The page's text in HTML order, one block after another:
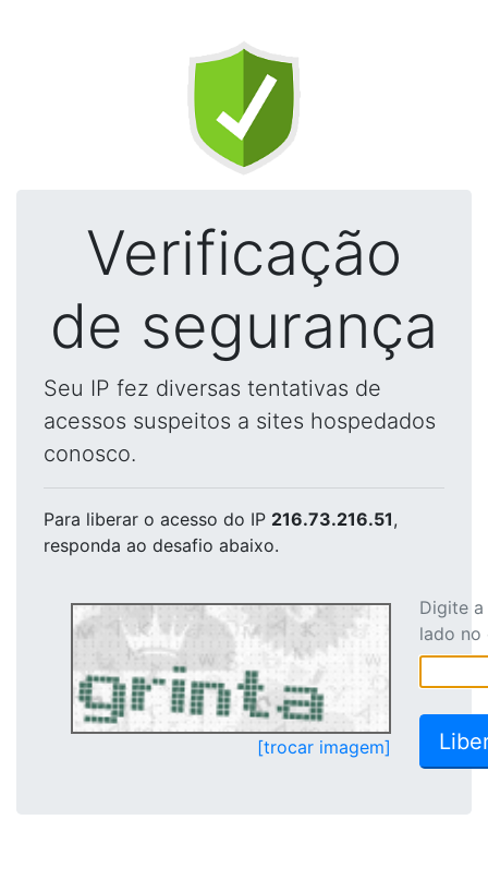
Verificação
de segurança
Seu IP fez diversas tentativas de
acessos suspeitos a sites hospedados
conosco.
Para liberar o acesso do IP 216.73.216.51,
responda ao desafio abaixo.
[trocar imagem]
Digite
lado no